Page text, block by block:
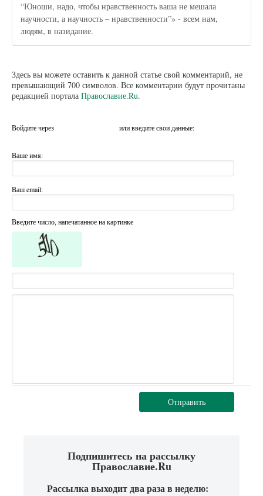
“Юноши, надо, чтобы нравственность ваша не мешала
научности, а научность – нравственности”» - всем нам,
людям, в назидание.
Здесь вы можете оставить к данной статье свой комментарий, не
превышающий 700 символов. Все комментарии будут прочитаны
редакцией портала Православие.Ru.
Войдите через или введите свои данные:
Ваше имя:
Ваш email:
Введите число, напечатанное на картинке
Отправить
Подпишитесь на рассылку
Православие.Ru
Рассылка выходит два раза в неделю: